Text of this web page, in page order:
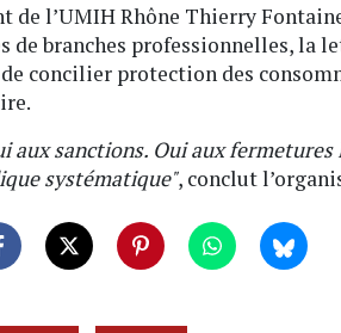
de l’UMIH Rhône Thierry
de branches professionnelles, la
concilier protection des
aux sanctions. Oui aux fermetures
systématique", conclut